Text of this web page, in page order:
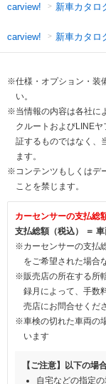
carview! 新車カタロ
carview! 新車カタロ
※仕様・オプション・装
い。
※当情報の内容は各社に
クルートおよびLINE
証するものではなく、
ます。
※コンテンツもしくはデ
ことを禁じます。
カーセンサーの支払総
支払総額（税込） ＝
※カーセンサーの支払
をご希望された場合
※販売店の所在する所
録月によって、手数
売店にお問合せくだ
※車検の切れた車両の
います
【ご注意】以下の場
自宅などの指定